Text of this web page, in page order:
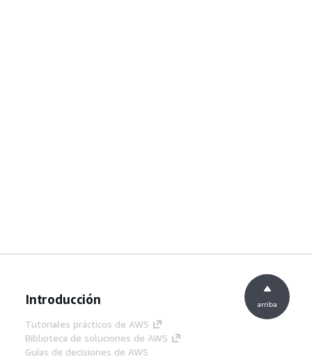
Introducción
Tutoriales prácticos de AWS
Biblioteca de soluciones de AWS
Guías de decisiones de AWS
arriba